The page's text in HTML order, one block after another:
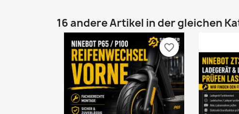
16 andere Artikel in der gleichen
favorite_border